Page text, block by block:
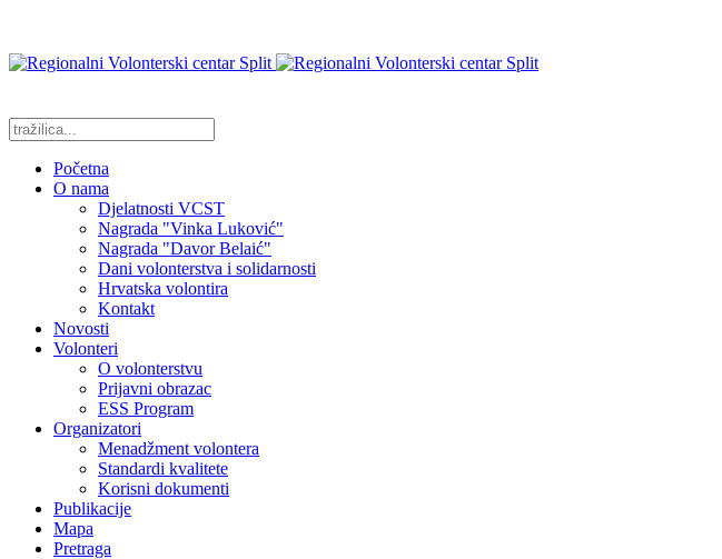
Početna
O nama
Djelatnosti VCST
Nagrada "Vinka Luković"
Nagrada "Davor Belaić"
Dani volonterstva i solidarnosti
Hrvatska volontira
Kontakt
Novosti
Volonteri
O volonterstvu
Prijavni obrazac
ESS Program
Organizatori
Menadžment volontera
Standardi kvalitete
Korisni dokumenti
Publikacije
Mapa
Pretraga